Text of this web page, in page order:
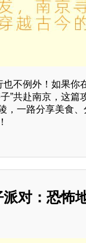
也不例外！如果你
”共赴南京，这篇
一路分享美食、
对：恐怖